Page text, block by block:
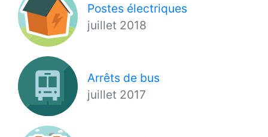
Postes électriques
juillet 2018
Arrêts de bus
juillet 2017